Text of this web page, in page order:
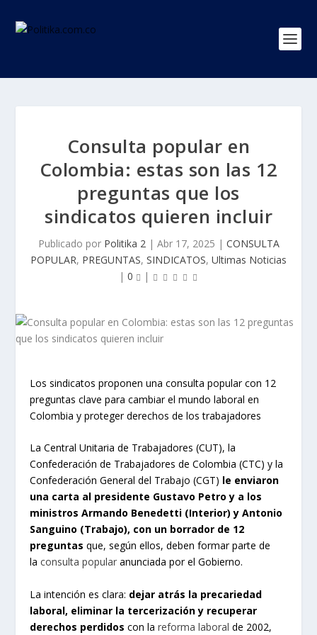
Consulta popular en
Colombia: estas son las 12
preguntas que los
sindicatos quieren incluir
Publicado por Politika 2| Abr 17, 2025 | CONSULTA
POPULAR, PREGUNTAS, SINDICATOS, Ultimas Noticias
| 0 |
Los sindicatos proponen una consulta popular con 12
preguntas clave para cambiar el mundo laboral en
Colombia y proteger derechos de los trabajadores
La Central Unitaria de Trabajadores (CUT), la
Confederación de Trabajadores de Colombia (CTC) y la
Confederación General del Trabajo (CGT) le enviaron
una carta al presidente Gustavo Petro y a los
ministros Armando Benedetti (Interior) y Antonio
Sanguino (Trabajo), con un borrador de 12
preguntas que, según ellos, deben formar parte de
laconsulta popular anunciada por el Gobierno.
La intención es clara: dejar atrás la precariedad
laboral, eliminar la tercerización y recuperar
derechos perdidos con lareforma laboral de 2002,